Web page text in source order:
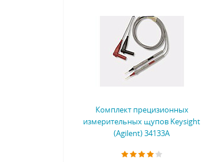
Комплект прецизионных
измерительных щупов Keysight
(Agilent) 34133A